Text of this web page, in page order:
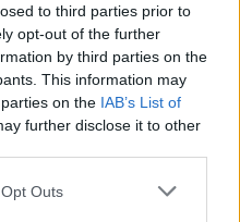
to third parties prior to
opt-out of the further
by third parties on the
This information may
on the IAB’s List of
further disclose it to other
Outs
commentare questo